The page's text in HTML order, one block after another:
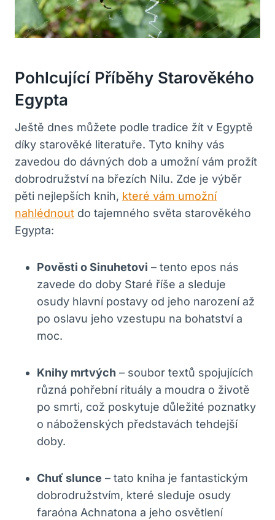
Pohlcující Příběhy Starověkého
Egypta
Ještě dnes můžete podle tradice žít v Egyptě
díky starověké literatuře. Tyto knihy vás
zavedou do dávných dob a umožní vám prožít
dobrodružství na březích Nilu. Zde je výběr
pěti nejlepších knih, které vám umožní
nahlédnout do tajemného světa starověkého
Egypta:
Pověsti o Sinuhetovi – tento epos nás
zavede do doby Staré říše a sleduje
osudy hlavní postavy od jeho narození až
po oslavu jeho vzestupu na bohatství a
moc.
Knihy mrtvých – soubor textů spojujících
různá pohřební rituály a moudra o životě
po smrti, což poskytuje důležité poznatky
o náboženských představách tehdejší
doby.
Chuť slunce – tato kniha je fantastickým
dobrodružstvím, které sleduje osudy
faraóna Achnatona a jeho osvětlení